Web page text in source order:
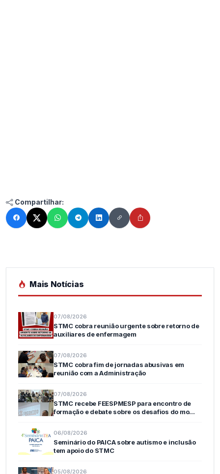
Compartilhar:
Mais Notícias
07/08/2026
STMC cobra reunião urgente sobre retorno de
auxiliares de enfermagem
07/08/2026
STMC cobra fim de jornadas abusivas em
reunião com a Administração
07/08/2026
STMC recebe FEESPMESP para encontro de
formação e debate sobre os desafios do mo…
06/08/2026
Seminário do PAICA sobre autismo e inclusão
tem apoio do STMC
05/08/2026